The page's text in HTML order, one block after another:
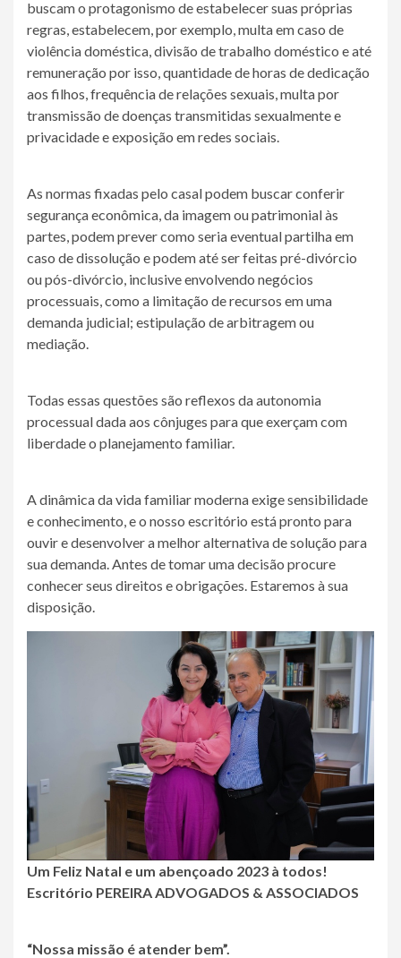
buscam o protagonismo de estabelecer suas próprias
regras, estabelecem, por exemplo, multa em caso de
violência doméstica, divisão de trabalho doméstico e até
remuneração por isso, quantidade de horas de dedicação
aos filhos, frequência de relações sexuais, multa por
transmissão de doenças transmitidas sexualmente e
privacidade e exposição em redes sociais.
As normas fixadas pelo casal podem buscar conferir
segurança econômica, da imagem ou patrimonial às
partes, podem prever como seria eventual partilha em
caso de dissolução e podem até ser feitas pré-divórcio
ou pós-divórcio, inclusive envolvendo negócios
processuais, como a limitação de recursos em uma
demanda judicial; estipulação de arbitragem ou
mediação.
Todas essas questões são reflexos da autonomia
processual dada aos cônjuges para que exerçam com
liberdade o planejamento familiar.
A dinâmica da vida familiar moderna exige sensibilidade
e conhecimento, e o nosso escritório está pronto para
ouvir e desenvolver a melhor alternativa de solução para
sua demanda. Antes de tomar uma decisão procure
conhecer seus direitos e obrigações. Estaremos à sua
disposição.
Um Feliz Natal e um abençoado 2023 à todos!
Escritório PEREIRA ADVOGADOS & ASSOCIADOS
“Nossa missão é atender bem”.